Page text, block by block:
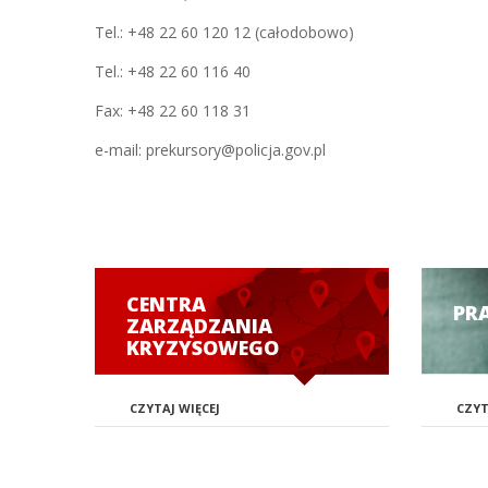
Tel.: +48 22 60 120 12 (całodobowo)
Tel.: +48 22 60 116 40
Fax: +48 22 60 118 31
e-mail: prekursory@policja.gov.pl
CENTRA
ZARZĄDZANIA
KRYZYSOWEGO
CZYTAJ WIĘCEJ